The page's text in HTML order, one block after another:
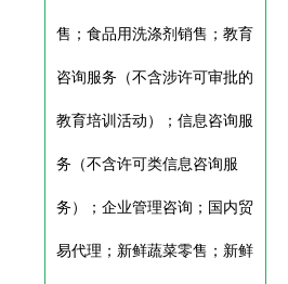
售；食品用洗涤剂销售；教育
咨询服务（不含涉许可审批的
教育培训活动）；信息咨询服
务（不含许可类信息咨询服
务）；企业管理咨询；国内贸
易代理；新鲜蔬菜零售；新鲜